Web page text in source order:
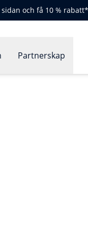
och få 10 % rabatt*
Partnerskap